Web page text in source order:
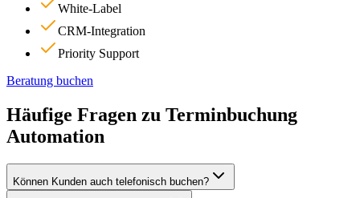
White-Label
CRM-Integration
Priority Support
Beratung buchen
Häufige Fragen zu Terminbuchung
Automation
Können Kunden auch telefonisch buchen?